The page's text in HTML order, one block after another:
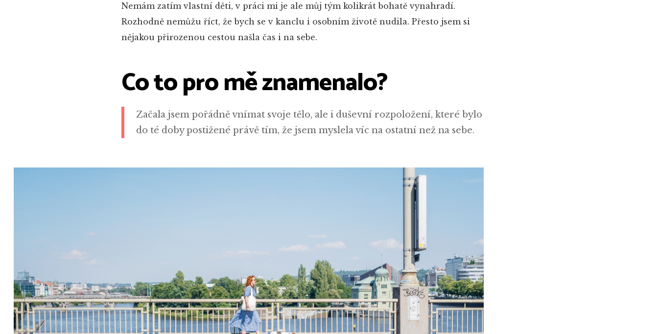
Nemám zatím vlastní děti, v práci mi je ale můj tým kolikrát bohatě vynahradí.
Rozhodně nemůžu říct, že bych se v kanclu i osobním životě nudila. Přesto jsem si
nějakou přirozenou cestou našla čas i na sebe.
Co to pro mě znamenalo?
Začala jsem pořádně vnímat svoje tělo, ale i duševní rozpoložení, které bylo
do té doby postižené právě tím, že jsem myslela víc na ostatní než na sebe.